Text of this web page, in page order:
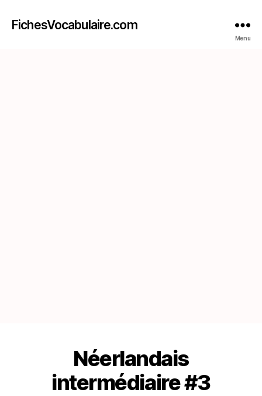
FichesVocabulaire.com
Menu
Néerlandais
intermédiaire #3